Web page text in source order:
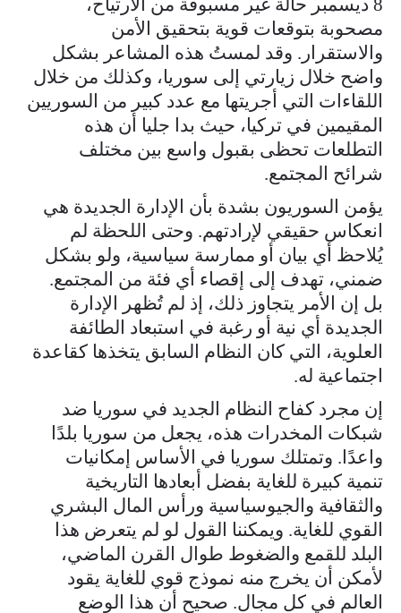
مصحوبة بتوقعات قوية بتحقيق الأمن
والاستقرار. وقد لمستُ هذه المشاعر بشكل
واضح خلال زيارتي إلى سوريا، وكذلك من خلال
اللقاءات التي أجريتها مع عدد كبير من السوريين
المقيمين في تركيا، حيث بدا جليا أن هذه
التطلعات تحظى بقبول واسع بين مختلف
شرائح المجتمع.
يؤمن السوريون بشدة بأن الإدارة الجديدة هي
انعكاس حقيقي لإرادتهم. وحتى اللحظة لم
يُلاحظ أي بيان أو ممارسة سياسية، ولو بشكل
ضمني، تهدف إلى إقصاء أي فئة من المجتمع.
بل إن الأمر يتجاوز ذلك، إذ لم تُظهر الإدارة
الجديدة أي نية أو رغبة في استبعاد الطائفة
العلوية، التي كان النظام السابق يتخذها كقاعدة
اجتماعية له.
إن مجرد كفاح النظام الجديد في سوريا ضد
شبكات المخدرات هذه، يجعل من سوريا بلدًا
واعدًا. وتمتلك سوريا في الأساس إمكانيات
تنمية كبيرة للغاية بفضل أبعادها التاريخية
والثقافية والجيوسياسية ورأس المال البشري
القوي للغاية. ويمكننا القول لو لم يتعرض هذا
البلد للقمع والضغوط طوال القرن الماضي،
لأمكن أن يخرج منه نموذج قوي للغاية يقود
العالم في كل مجال. صحيح أن هذا الوضع